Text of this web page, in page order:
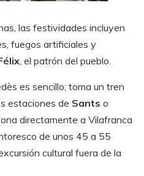
las festividades incluyen
fuegos artificiales y
, el patrón del pueblo.
es sencillo; toma un tren
estaciones de Sants o
directamente a Vilafranca
de unos 45 a 55
cultural fuera de la